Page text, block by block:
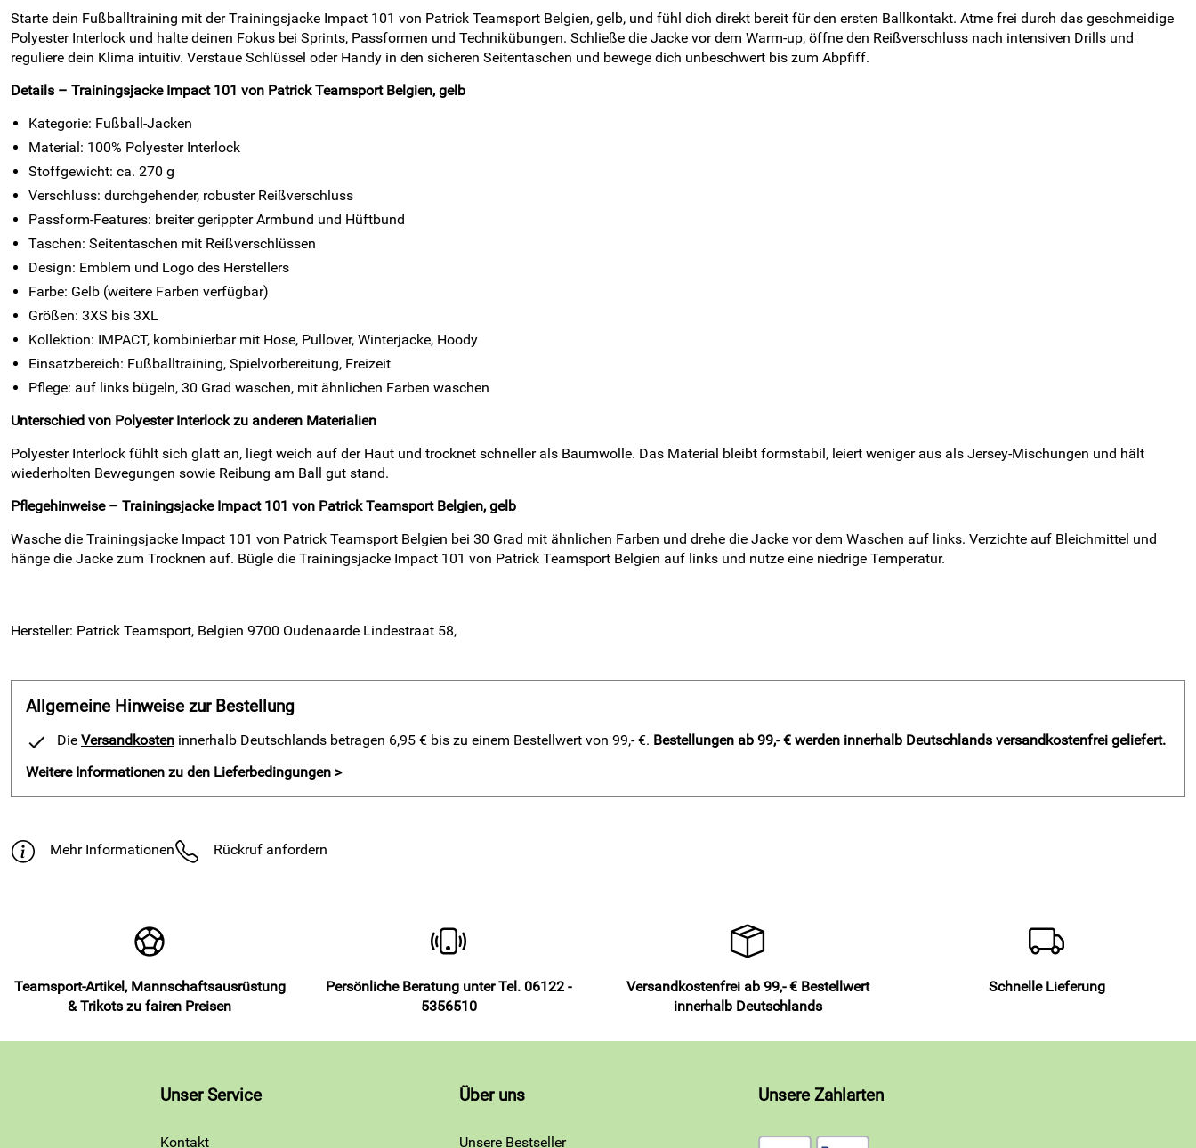
Starte dein Fußballtraining mit der Trainingsjacke Impact 101 von Patrick Teamsport Belgien, gelb, und fühl dich direkt bereit für den ersten Ballkontakt. Atme frei durch das geschmeidige
Polyester Interlock und halte deinen Fokus bei Sprints, Passformen und Technikübungen. Schließe die Jacke vor dem Warm-up, öffne den Reißverschluss nach intensiven Drills und
reguliere dein Klima intuitiv. Verstaue Schlüssel oder Handy in den sicheren Seitentaschen und bewege dich unbeschwert bis zum Abpfiff.
Details – Trainingsjacke Impact 101 von Patrick Teamsport Belgien, gelb
Kategorie: Fußball-Jacken
Material: 100% Polyester Interlock
Stoffgewicht: ca. 270 g
Verschluss: durchgehender, robuster Reißverschluss
Passform-Features: breiter gerippter Armbund und Hüftbund
Taschen: Seitentaschen mit Reißverschlüssen
Design: Emblem und Logo des Herstellers
Farbe: Gelb (weitere Farben verfügbar)
Größen: 3XS bis 3XL
Kollektion: IMPACT, kombinierbar mit Hose, Pullover, Winterjacke, Hoody
Einsatzbereich: Fußballtraining, Spielvorbereitung, Freizeit
Pflege: auf links bügeln, 30 Grad waschen, mit ähnlichen Farben waschen
Unterschied von Polyester Interlock zu anderen Materialien
Polyester Interlock fühlt sich glatt an, liegt weich auf der Haut und trocknet schneller als Baumwolle. Das Material bleibt formstabil, leiert weniger aus als Jersey-Mischungen und hält
wiederholten Bewegungen sowie Reibung am Ball gut stand.
Pflegehinweise – Trainingsjacke Impact 101 von Patrick Teamsport Belgien, gelb
Wasche die Trainingsjacke Impact 101 von Patrick Teamsport Belgien bei 30 Grad mit ähnlichen Farben und drehe die Jacke vor dem Waschen auf links. Verzichte auf Bleichmittel und
hänge die Jacke zum Trocknen auf. Bügle die Trainingsjacke Impact 101 von Patrick Teamsport Belgien auf links und nutze eine niedrige Temperatur.
Hersteller: Patrick Teamsport, Belgien 9700 Oudenaarde Lindestraat 58,
Allgemeine Hinweise zur Bestellung
Die Versandkosten innerhalb Deutschlands betragen 6,95 € bis zu einem Bestellwert von 99,- €. Bestellungen ab 99,- € werden innerhalb Deutschlands versandkostenfrei geliefert.
Weitere Informationen zu den Lieferbedingungen >
Mehr Informationen Rückruf anfordern
Teamsport-Artikel, Mannschaftsausrüstung
& Trikots zu fairen Preisen
Persönliche Beratung unter Tel. 06122 -
5356510
Versandkostenfrei ab 99,- € Bestellwert
innerhalb Deutschlands
Schnelle Lieferung
Unser Service
Kontakt
Über uns
Unsere Bestseller
Unsere Zahlarten